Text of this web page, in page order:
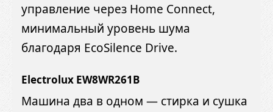
управление через Home Connect,
минимальный уровень шума
благодаря EcoSilence Drive.
Electrolux EW8WR261B
Машина два в одном — стирка и сушка